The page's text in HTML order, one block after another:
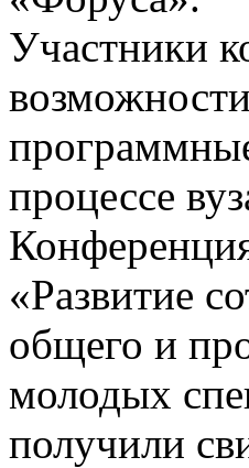
Участники
процессе
«Развитие
общего и
молодых
получили